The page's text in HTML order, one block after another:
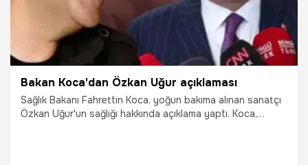
Bakan Koca'dan Özkan Uğur açıklaması
Sağlık Bakanı Fahrettin Koca, yoğun bakıma alınan sanatçı
Özkan Uğur'un sağlığı hakkında açıklama yaptı. Koca,